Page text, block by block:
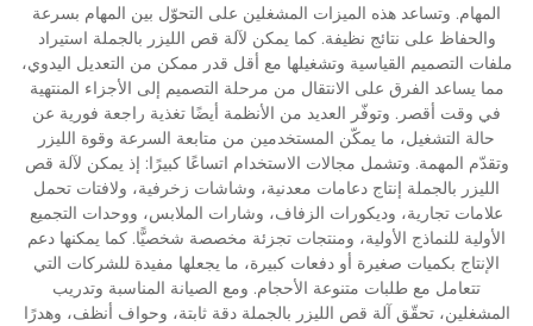
المهام. وتساعد هذه الميزات المشغلين على التحوّل بين المهام بسرعة
والحفاظ على نتائج نظيفة. كما يمكن لآلة قص الليزر بالجملة استيراد
ملفات التصميم القياسية وتشغيلها مع أقل قدر ممكن من التعديل اليدوي،
مما يساعد الفرق على الانتقال من مرحلة التصميم إلى الأجزاء المنتهية
في وقت أقصر. وتوفّر العديد من الأنظمة أيضًا تغذية راجعة فورية عن
حالة التشغيل، ما يمكّن المستخدمين من متابعة السرعة وقوة الليزر
وتقدّم المهمة. وتشمل مجالات الاستخدام اتساعًا كبيرًا: إذ يمكن لآلة قص
الليزر بالجملة إنتاج دعامات معدنية، وشاشات زخرفية، ولافتات تحمل
علامات تجارية، وديكورات الزفاف، وشارات الملابس، ووحدات التجميع
الأولية للنماذج الأولية، ومنتجات تجزئة مخصصة شخصيًّا. كما يمكنها دعم
الإنتاج بكميات صغيرة أو دفعات كبيرة، ما يجعلها مفيدة للشركات التي
تتعامل مع طلبات متنوعة الأحجام. ومع الصيانة المناسبة وتدريب
المشغلين، تحقّق آلة قص الليزر بالجملة دقة ثابتة، وحواف أنظف، وهدرًا